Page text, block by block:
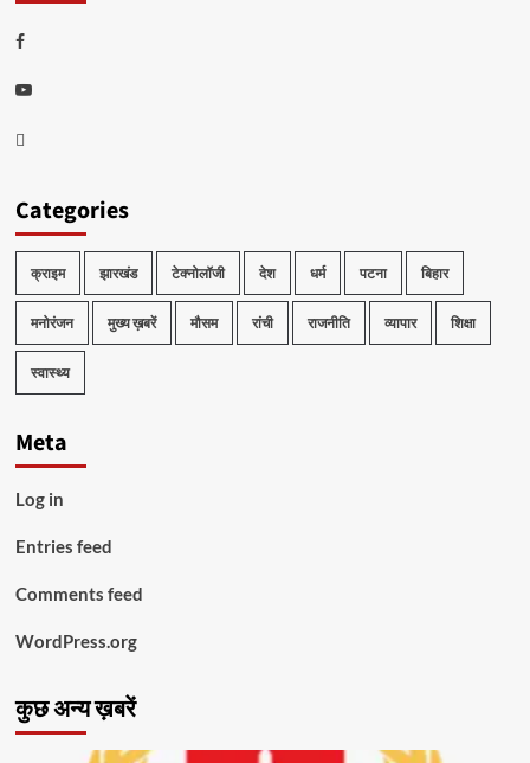
Facebook
Youtube
Telegram
Categories
क्राइम झारखंड टेक्नोलॉजी देश धर्म पटना बिहार
मनोरंजन मुख्य ख़बरें मौसम रांची राजनीति व्यापार शिक्षा
स्वास्थ्य
Meta
Log in
Entries feed
Comments feed
WordPress.org
कुछ अन्य ख़बरें